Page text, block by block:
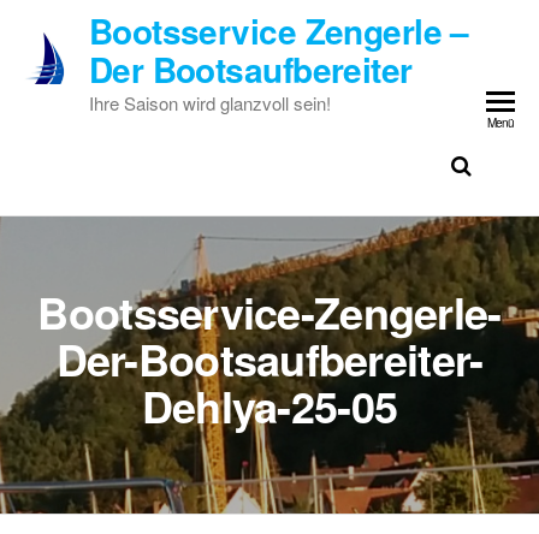
Inhalt
springen
Bootsservice Zengerle –
Der Bootsaufbereiter
Ihre Saison wird glanzvoll sein!
Menü
Bootsservice-Zengerle-
Der-Bootsaufbereiter-
Dehlya-25-05